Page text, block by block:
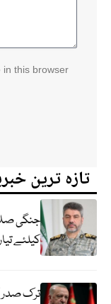
in this browser
تازہ ترین
جنگی
کیلئے
ترک صدر